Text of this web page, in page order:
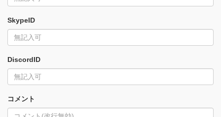
SkypeID
DiscordID
コメント